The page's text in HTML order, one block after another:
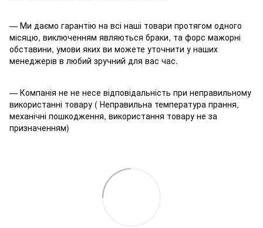
— Ми даємо гарантію на всі наші товари протягом одного
місяцю, виключенням являються браки, та форс мажорні
обставини, умови яких ви можете уточнити у наших
менеджерів в любий зручний для вас час.
— Компанія не не несе відповідальність при неправильному
використанні товару ( Неправильна температура прання,
механічні пошкодження, використання товару не за
призначенням)